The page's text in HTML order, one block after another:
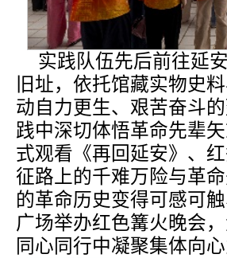
实践队伍先后前往延
旧址，依托馆藏实物史
动自力更生、艰苦奋斗
践中深切体悟革命先辈
式观看《再回延安》、
征路上的千难万险与革
的革命历史变得可感可
广场举办红色篝火晚会
同心同行中凝聚集体向